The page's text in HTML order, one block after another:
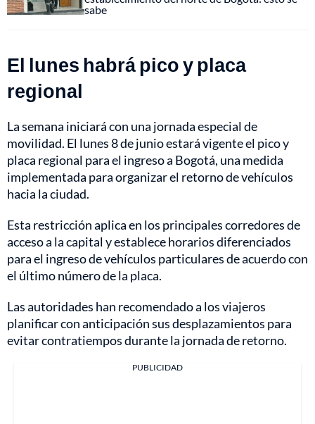
sabe
El lunes habrá pico y placa
regional
La semana iniciará con una jornada especial de
movilidad. El lunes 8 de junio estará vigente el pico y
placa regional para el ingreso a Bogotá, una medida
implementada para organizar el retorno de vehículos
hacia la ciudad.
Esta restricción aplica en los principales corredores de
acceso a la capital y establece horarios diferenciados
para el ingreso de vehículos particulares de acuerdo con
el último número de la placa.
Las autoridades han recomendado a los viajeros
planificar con anticipación sus desplazamientos para
evitar contratiempos durante la jornada de retorno.
PUBLICIDAD